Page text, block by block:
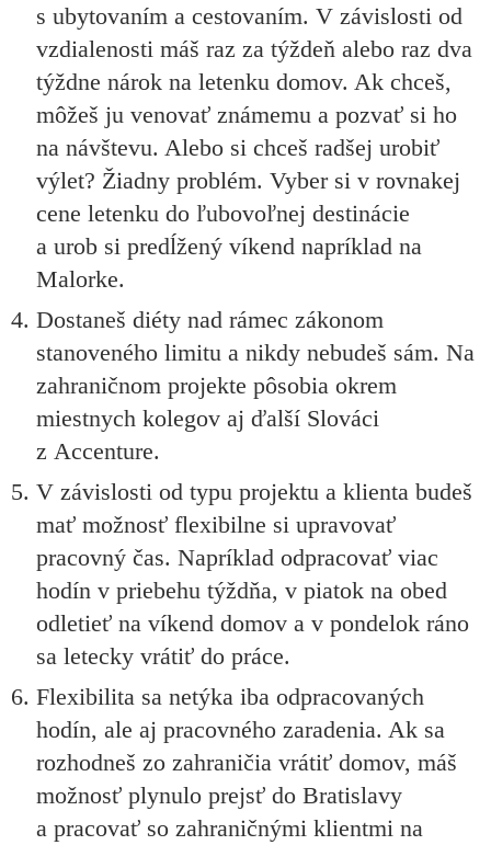
s ubytovaním a cestovaním. V závislosti od
vzdialenosti máš raz za týždeň alebo raz dva
týždne nárok na letenku domov. Ak chceš,
môžeš ju venovať známemu a pozvať si ho
na návštevu. Alebo si chceš radšej urobiť
výlet? Žiadny problém. Vyber si v rovnakej
cene letenku do ľubovoľnej destinácie
a urob si predĺžený víkend napríklad na
Malorke.
Dostaneš diéty nad rámec zákonom
stanoveného limitu a nikdy nebudeš sám. Na
zahraničnom projekte pôsobia okrem
miestnych kolegov aj ďalší Slováci
z Accenture.
V závislosti od typu projektu a klienta budeš
mať možnosť flexibilne si upravovať
pracovný čas. Napríklad odpracovať viac
hodín v priebehu týždňa, v piatok na obed
odletieť na víkend domov a v pondelok ráno
sa letecky vrátiť do práce.
Flexibilita sa netýka iba odpracovaných
hodín, ale aj pracovného zaradenia. Ak sa
rozhodneš zo zahraničia vrátiť domov, máš
možnosť plynulo prejsť do Bratislavy
a pracovať so zahraničnými klientmi na